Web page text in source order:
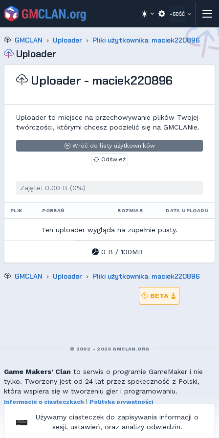
~GOŚĆ
GMCLAN Uploader Pliki użytkownika: maciek220896
Uploader
Uploader - maciek220896
Uploader to miejsce na przechowywanie plików Twojej
twórczości, którymi chcesz podzielić się na GMCLANie.
Wróć do listy użytkowników
Odśwież
Zajęte: 0.00 B (0%)
PLIK POBRAŃ ROZMIAR DATA UPLOADU
Ten uploader wygląda na zupełnie pusty.
0 B / 100MB
GMCLAN Uploader Pliki użytkownika: maciek220896
Używamy ciasteczek do zapisywania informacji o
sesji, ustawień, oraz analizy odwiedzin.
BETA
© 2002 - 2026 GMCLAN.ORG
Game Makers' Clan to serwis o programie GameMaker i nie
tylko. Tworzony jest od 24 lat przez społeczność z Polski,
która wspiera się w tworzeniu gier i programowaniu.
Informacje o ciasteczkach
Polityka prywatności
Wszelkie prawa zastrzeżone. Kopiowanie materiałów bez zgody
redakcji zabronione!